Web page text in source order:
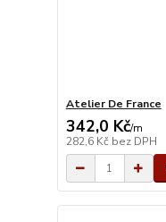
Atelier De France
342,0 Kč/m
282,6 Kč bez DPH